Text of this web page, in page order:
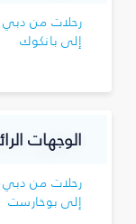
رحلات من دبي
إلى بانكوك
الوجهات
رحلات من دبي
إلى بوخارست